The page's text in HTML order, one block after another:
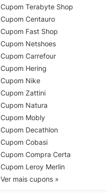
Cupom Terabyte Shop
Cupom Centauro
Cupom Fast Shop
Cupom Netshoes
Cupom Carrefour
Cupom Hering
Cupom Nike
Cupom Zattini
Cupom Natura
Cupom Mobly
Cupom Decathlon
Cupom Cobasi
Cupom Compra Certa
Cupom Leroy Merlin
Ver mais cupons »